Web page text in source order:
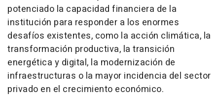
potenciado la capacidad financiera de la
institución para responder a los enormes
desafíos existentes, como la acción climática, la
transformación productiva, la transición
energética y digital, la modernización de
infraestructuras o la mayor incidencia del sector
privado en el crecimiento económico.